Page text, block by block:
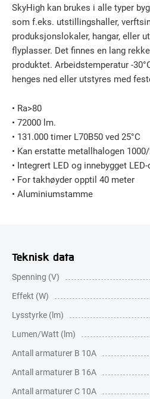
SkyHigh kan brukes i alle typer
som f.eks. utstillingshaller,
produksjonslokaler, hangar, eller
flyplasser. Det finnes en lang
produktet. Arbeidstemperatur -
henges ned eller utstyres med
• Ra>80
• 72000 lm.
• 131.000 timer L70B50 ved 25°C
• Kan erstatte metallhalogen
• Integrert LED og innebygget
• For takhøyder opptil 40 meter
• Aluminiumstamme
Teknisk data
Spenning (V)
Effekt (W)
Lysstyrke (lm)
Lumen/Watt (lm)
Antall armaturer B 10A
Antall armaturer B 16A
Antall armaturer C 10A